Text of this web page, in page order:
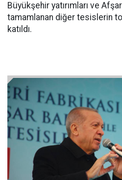
Büyükşehir yatırımları ve Afşar
tamamlanan diğer tesislerin
katıldı.